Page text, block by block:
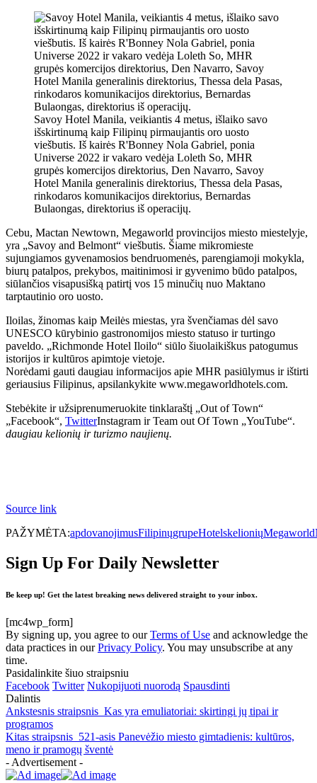
Savoy Hotel Manila, veikiantis 4 metus, išlaiko savo
išskirtinumą kaip Filipinų pirmaujantis oro uosto
viešbutis. Iš kairės R'Bonney Nola Gabriel, ponia
Universe 2022 ir vakaro vedėja Loleth So, MHR
grupės komercijos direktorius, Den Navarro, Savoy
Hotel Manila generalinis direktorius, Thessa dela Pasas,
rinkodaros komunikacijos direktorius, Bernardas
Bulaongas, direktorius iš operacijų.
Cebu, Mactan Newtown, Megaworld provincijos miesto miestelyje,
yra „Savoy and Belmont“ viešbutis. Šiame mikromieste
sujungiamos gyvenamosios bendruomenės, parengiamoji mokykla,
biurų patalpos, prekybos, maitinimosi ir gyvenimo būdo patalpos,
siūlančios visapusišką patirtį vos 15 minučių nuo Maktano
tarptautinio oro uosto.
Iloilas, žinomas kaip Meilės miestas, yra švenčiamas dėl savo
UNESCO kūrybinio gastronomijos miesto statuso ir turtingo
paveldo. „Richmonde Hotel Iloilo“ siūlo šiuolaikiškus patogumus
istorijos ir kultūros apimtoje vietoje.
Norėdami gauti daugiau informacijos apie MHR pasiūlymus ir ištirti
geriausius Filipinus, apsilankykite www.megaworldhotels.com.
Stebėkite ir užsiprenumeruokite tinklaraštį „Out of Town“
„Facebook“, TwitterInstagram ir Team out Of Town „YouTube“.
daugiau kelionių ir turizmo naujienų.
Source link
PAŽYMĖTA:apdovanojimusFilipinųgrupeHotelskelioniųMegaworld
Sign Up For Daily Newsletter
Be keep up! Get the latest breaking news delivered straight to your inbox.
[mc4wp_form]
By signing up, you agree to ourTerms of Use and acknowledge the
data practices in ourPrivacy Policy. You may unsubscribe at any
time.
Pasidalinkite šiuo straipsniu
Facebook Twitter Nukopijuoti nuorodą Spausdinti
Dalintis
Ankstesnis straipsnis Kas yra emuliatoriai: skirtingi jų tipai ir
programos
Kitas straipsnis 521-asis Panevėžio miesto gimtadienis: kultūros,
meno ir pramogų šventė
- Advertisement -